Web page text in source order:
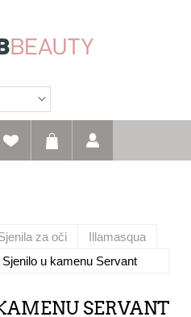
za oči
Illamasqua
Sjenilo u kamenu Servant
SERVANT